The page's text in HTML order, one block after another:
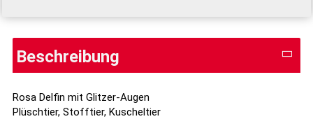
Beschreibung
Rosa Delfin mit Glitzer-Augen
Plüschtier, Stofftier, Kuscheltier